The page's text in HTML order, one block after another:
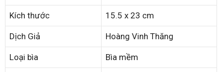
Kích thước 15.5 x 23 cm
Dịch Giả Hoàng Vinh Thăng
Loại bìa Bìa mềm